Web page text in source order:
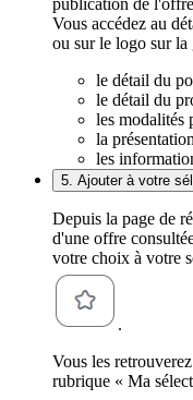
publication de
Vous accédez au
ou sur le logo sur la
le détail du
le détail du
les modalités
la
les
5. Ajouter à votre
Depuis la page de
d'une offre
votre choix à votre
.
Vous les
rubrique « Ma